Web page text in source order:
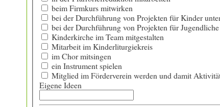
beim Firmkurs mitwirken
bei der Durchführung von Projekten für Kinder
bei der Durchführung von Projekten für
Kinderkirche im Team mitgestalten
Mitarbeit im Kinderliturgiekreis
im Chor mitsingen
ein Instrument spielen
Mitglied im Förderverein werden und damit
Eigene Ideen